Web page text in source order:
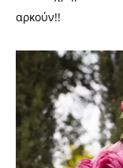
αρκούν!!